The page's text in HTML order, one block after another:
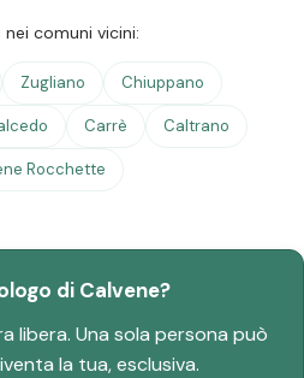
nei comuni vicini:
Zugliano Chiuppano
Carrè Caltrano
Rocchette
di Calvene?
libera. Una sola persona può
la tua, esclusiva.